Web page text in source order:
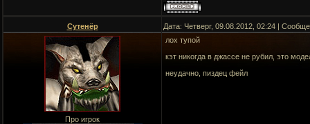
Сутенёр Дата: Четверг, 09.08.2012, 02:24 |
Про игрок
лох тупой
кэт никогда в джассе не рубил, это
неудачно, пиздец фейл